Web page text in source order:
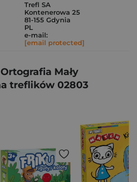
Trefl SA
Kontenerowa 25
81-155 Gdynia
PL
e-mail:
[email protected]
Mały
treflików 02803